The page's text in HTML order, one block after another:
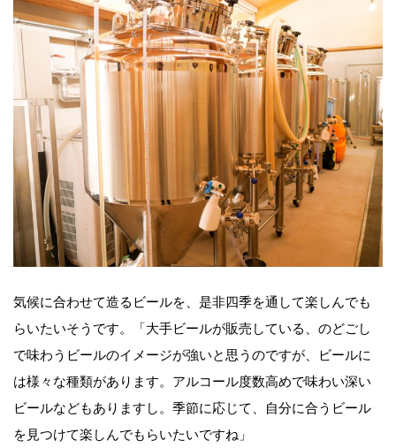
気候に合わせて造るビールを、是非四季を通して楽しんでも
らいたいそうです。「大手ビールが販売している、のどごし
で味わうビールのイメージが強いと思うのですが、ビールに
は様々な種類があります。アルコール度数高めで味わい深い
ビールなどもありますし。季節に応じて、自分に合うビール
を見つけて楽しんでもらいたいですね」